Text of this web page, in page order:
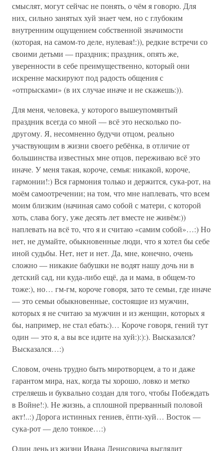
смыслят, могут сейчас не понять, о чём я говорю. Для
них, сильно занятых хуй знает чем, но с глубоким
внутренним ощущением собственной значимости
(которая, на самом-то деле, нулевая!:)), редкие встречи со
своими детьми — праздник; праздник, опять же,
уверенности в себе преимущественно, который они
искренне маскируют под радость общения с
«отпрысками» (в их случае иначе и не скажешь:)).
Для меня, человека, у которого вышеупомянтый
праздник всегда со мной — всё это несколько по-
другому. Я, несомненно будучи отцом, реально
участвующим в жизни своего ребёнка, в отличие от
большинства известных мне отцов, переживаю всё это
иначе. У меня такая, короче, семья: никакой, короче,
гармонии!:) Вся гармония только и держится, сука-рот, на
моём самоотречении; на том, что мне наплевать, что всем
моим близким (начиная само собой с матери, с которой
хоть, слава богу, уже десять лет вместе не живём:))
наплевать на всё то, что я и считаю «самим собой»…:) Но
нет, не думайте, обыкновенные люди, что я хотел бы себе
иной судьбы. Нет, нет и нет. Да, мне, конечно, очень
сложно — никакие бабушки не водят нашу дочь ни в
детский сад, ни куда-либо ещё, да и мама, в общем-то
тоже:), но… гм-гм, короче говоря, зато те семьи, где иначе
— это семьи обыкновенные, состоящие из мужчин,
которых я не считаю за мужчин и из женщин, которых я
бы, например, не стал ебать:)… Короче говоря, гений тут
один — это я, а вы все идите на хуй:):):). Высказался?
Высказался…:)
Словом, очень трудно быть миротворцем, а то и даже
гарантом мира, нах, когда ты хорошо, ловко и метко
стреляешь и буквально создан для того, чтобы Побеждать
в Войне!:). Не жизнь, а сплошной прерванный половой
акт!..:) Дорога истинных гениев, ёпти-хуй… Восток —
сука-рот — дело тонкое…:)
Один день из жизни Ивана Денисовича выглядит